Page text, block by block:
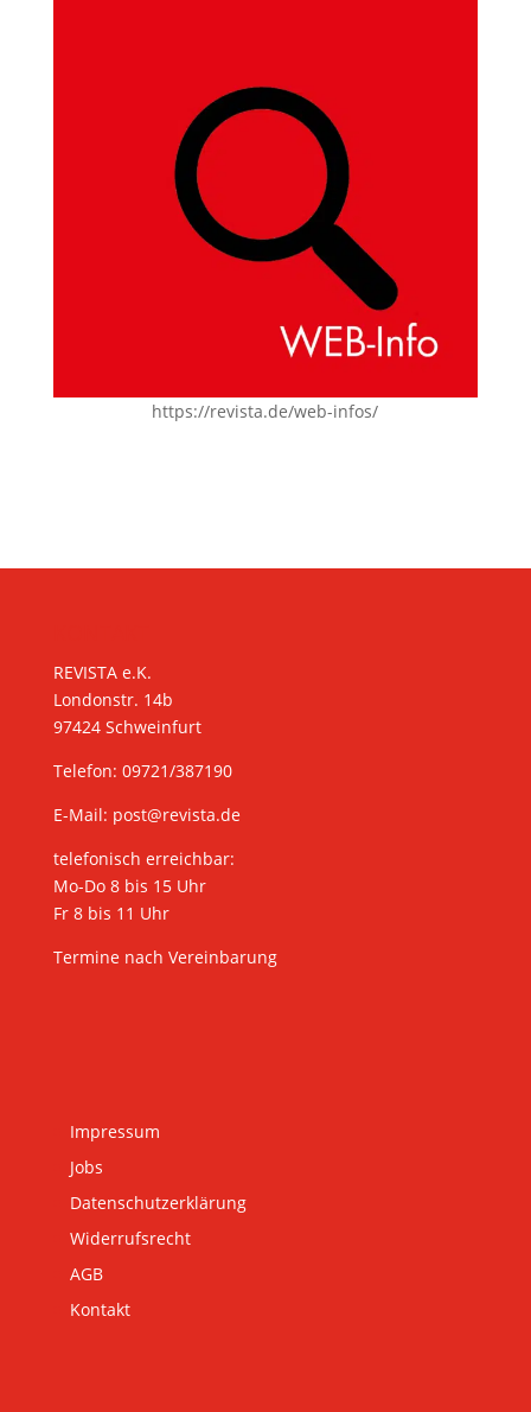
https://revista.de/web-infos/
REVISTA e.K.
Londonstr. 14b
97424 Schweinfurt
Telefon: 09721/387190
E-Mail: post@revista.de
telefonisch erreichbar:
Mo-Do 8 bis 15 Uhr
Fr 8 bis 11 Uhr
Termine nach Vereinbarung
Impressum
Jobs
Datenschutzerklärung
Widerrufsrecht
AGB
Kontakt